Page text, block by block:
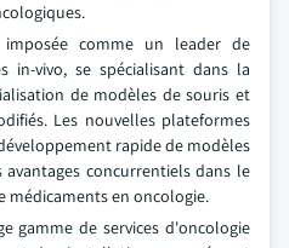
imposée comme un leader de
in-vivo, se spécialisant dans la
de modèles de souris et
Les nouvelles plateformes
rapide de modèles
concurrentiels dans le
médicaments en oncologie.
gamme de services d'oncologie